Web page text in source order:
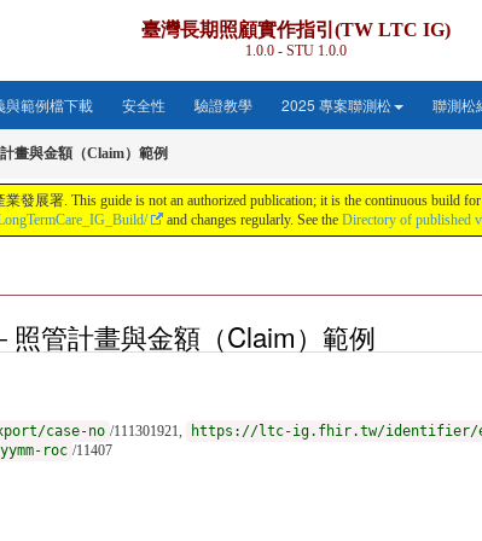
臺灣長期照顧實作指引(TW LTC IG)
1.0.0 - STU 1.0.0
與範例檔下載 安全性 驗證教學 2025 專案聯測松 聯測松
畫與金額（Claim）範例
展署. This guide is not an authorized publication; it is the continuous build
and changes regularly. See the Directory of published
照管計畫與金額（Claim）範例
case-no /111301921, https://ltc-ig.fhir.tw/identifier/
roc /11407